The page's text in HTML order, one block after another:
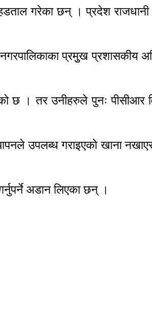
गरेका छन् । प्रदेश राजधानी
प्रमुुख प्रशासकीय
। तर उनीहरुले पुनः पीसीआर
उपलब्ध गराइएको खाना
अडान लिएका छन् ।